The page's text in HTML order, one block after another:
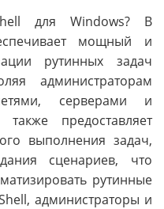
для Windows? В
мощный и
рутинных задач
администраторам
серверами и
предоставляет
выполнения задач,
сценариев, что
рутинные
администраторы и